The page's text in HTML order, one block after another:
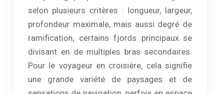
selon plusieurs critères : longueur, largeur,
profondeur maximale, mais aussi degré de
ramification, certains fjords principaux se
divisant en de multiples bras secondaires.
Pour le voyageur en croisière, cela signifie
une grande variété de paysages et de